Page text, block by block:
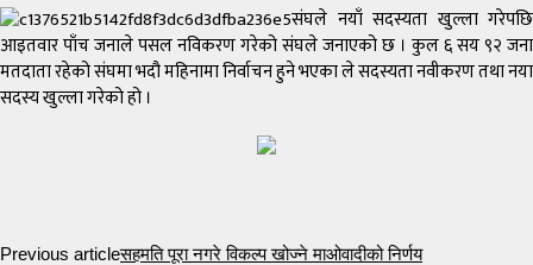
संघले नयाँ सदस्यता खुल्ला गरेपछि
आइतवार पाँच जनाले पसल नविकरण गरेको संघले जनाएको छ । कुल ६ सय ९२ जना
मतदाता रहेको संघमा भदौ महिनामा निर्वाचन हुने भएका ले सदस्यता नवीकरण तथा नया
सदस्य खुल्ला गरेको हो ।
Previous articleसहमति पूरा नगरे विकल्प खोज्ने माओवादीको निर्णय